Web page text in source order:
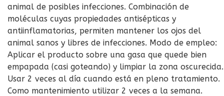
animal de posibles infecciones. Combinación de
moléculas cuyas propiedades antisépticas y
antiinflamatorias, permiten mantener los ojos del
animal sanos y libres de infecciones. Modo de empleo:
Aplicar el producto sobre una gasa que quede bien
empapada (casi goteando) y limpiar la zona oscurecida.
Usar 2 veces al día cuando está en pleno tratamiento.
Como mantenimiento utilizar 2 veces a la semana.